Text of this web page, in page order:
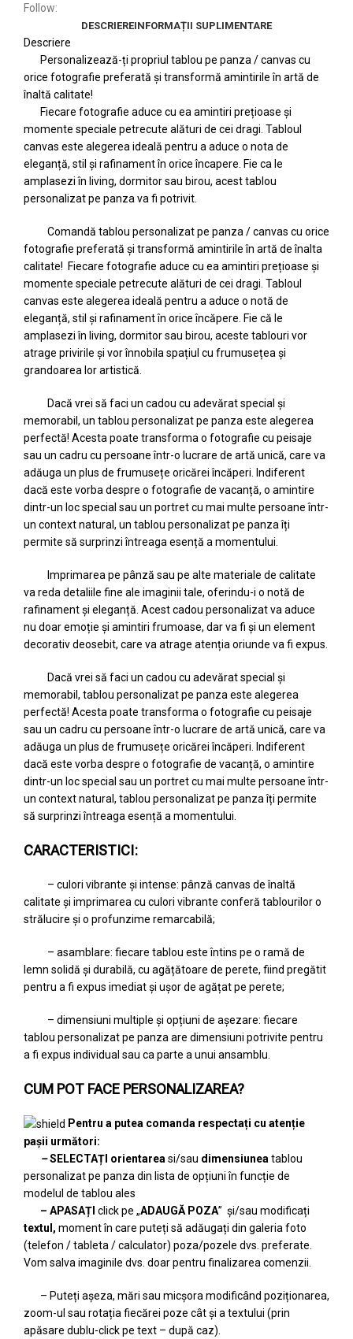
Follow:
DESCRIEREINFORMAȚII SUPLIMENTARE
Descriere
Personalizează-ți propriul tablou pe panza / canvas cu
orice fotografie preferată și transformă amintirile în artă de
înaltă calitate!
Fiecare fotografie aduce cu ea amintiri prețioase și
momente speciale petrecute alături de cei dragi. Tabloul
canvas este alegerea ideală pentru a aduce o nota de
eleganță, stil și rafinament în orice încapere. Fie ca le
amplasezi în living, dormitor sau birou, acest tablou
personalizat pe panza va fi potrivit.
Comandă tablou personalizat pe panza / canvas cu orice
fotografie preferată și transformă amintirile în artă de înalta
calitate! Fiecare fotografie aduce cu ea amintiri prețioase și
momente speciale petrecute alături de cei dragi. Tabloul
canvas este alegerea ideală pentru a aduce o notă de
eleganță, stil și rafinament în orice încăpere. Fie că le
amplasezi în living, dormitor sau birou, aceste tablouri vor
atrage privirile și vor înnobila spațiul cu frumusețea și
grandoarea lor artistică.
Dacă vrei să faci un cadou cu adevărat special și
memorabil, un tablou personalizat pe panza este alegerea
perfectă! Acesta poate transforma o fotografie cu peisaje
sau un cadru cu persoane într-o lucrare de artă unică, care va
adăuga un plus de frumusețe oricărei încăperi. Indiferent
dacă este vorba despre o fotografie de vacanță, o amintire
dintr-un loc special sau un portret cu mai multe persoane într-
un context natural, un tablou personalizat pe panza îți
permite să surprinzi întreaga esență a momentului.
Imprimarea pe pânză sau pe alte materiale de calitate
va reda detaliile fine ale imaginii tale, oferindu-i o notă de
rafinament și eleganță. Acest cadou personalizat va aduce
nu doar emoție și amintiri frumoase, dar va fi și un element
decorativ deosebit, care va atrage atenția oriunde va fi expus.
Dacă vrei să faci un cadou cu adevărat special și
memorabil, tablou personalizat pe panza este alegerea
perfectă! Acesta poate transforma o fotografie cu peisaje
sau un cadru cu persoane într-o lucrare de artă unică, care va
adăuga un plus de frumusețe oricărei încăperi. Indiferent
dacă este vorba despre o fotografie de vacanță, o amintire
dintr-un loc special sau un portret cu mai multe persoane într-
un context natural, tablou personalizat pe panza îți permite
să surprinzi întreaga esență a momentului.
CARACTERISTICI:
– culori vibrante și intense: pânză canvas de înaltă
calitate și imprimarea cu culori vibrante conferă tablourilor o
strălucire și o profunzime remarcabilă;
– asamblare: fiecare tablou este întins pe o ramă de
lemn solidă și durabilă, cu agățătoare de perete, fiind pregătit
pentru a fi expus imediat și ușor de agățat pe perete;
– dimensiuni multiple și opțiuni de așezare: fiecare
tablou personalizat pe panza are dimensiuni potrivite pentru
a fi expus individual sau ca parte a unui ansamblu.
CUM POT FACE PERSONALIZAREA?
Pentru a putea comanda respectați cu atenție
pașii următori:
–SELECTAȚI orientareasi/sau dimensiuneatablou
personalizat pe panza din lista de opțiuni în funcție de
modelul de tablou ales
– APASAȚI click pe „ADAUGĂ POZA” și/sau modificați
textul, moment în care puteți să adăugați din galeria foto
(telefon / tableta / calculator) poza/pozele dvs. preferate.
Vom salva imaginile dvs. doar pentru finalizarea comenzii.
– Puteți așeza, mări sau micșora modificând poziționarea,
zoom-ul sau rotația fiecărei poze cât și a textului (prin
apăsare dublu-click pe text – după caz).